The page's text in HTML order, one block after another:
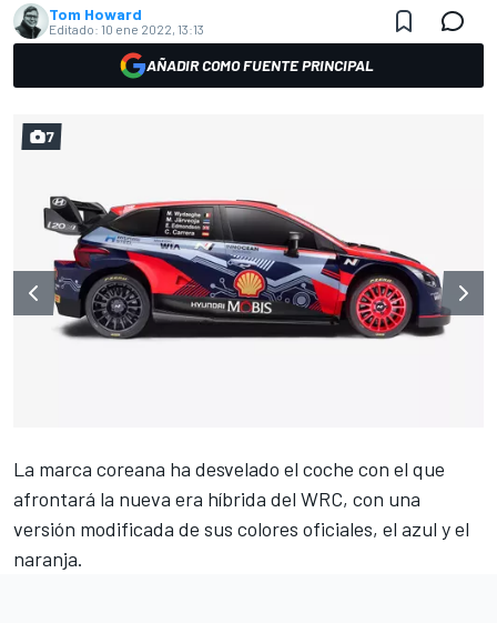
Tom Howard
Editado: 10 ene 2022, 13:13
AÑADIR COMO FUENTE PRINCIPAL
7
La marca coreana ha desvelado el coche con el que
afrontará la nueva era híbrida del WRC, con una
versión modificada de sus colores oficiales, el azul y el
naranja.